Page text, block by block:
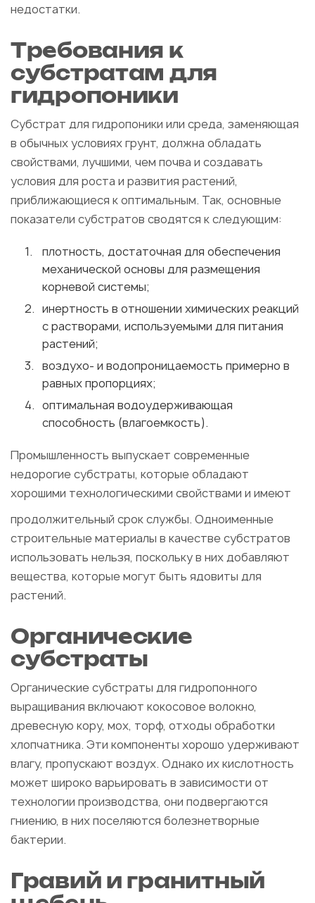
недостатки.
Требования к
субстратам для
гидропоники
Субстрат для гидропоники или среда, заменяющая
в обычных условиях грунт, должна обладать
свойствами, лучшими, чем почва и создавать
условия для роста и развития растений,
приближающиеся к оптимальным. Так, основные
показатели субстратов сводятся к следующим:
плотность, достаточная для обеспечения
механической основы для размещения
корневой системы;
инертность в отношении химических реакций
с растворами, используемыми для питания
растений;
воздухо- и водопроницаемость примерно в
равных пропорциях;
оптимальная водоудерживающая
способность (влагоемкость).
Промышленность выпускает современные
недорогие субстраты, которые обладают
хорошими технологическими свойствами и имеют
продолжительный срок службы. Одноименные
строительные материалы в качестве субстратов
использовать нельзя, поскольку в них добавляют
вещества, которые могут быть ядовиты для
растений.
Органические
субстраты
Органические субстраты для гидропонного
выращивания включают кокосовое волокно,
древесную кору, мох, торф, отходы обработки
хлопчатника. Эти компоненты хорошо удерживают
влагу, пропускают воздух. Однако их кислотность
может широко варьировать в зависимости от
технологии производства, они подвергаются
гниению, в них поселяются болезнетворные
бактерии.
Гравий и гранитный